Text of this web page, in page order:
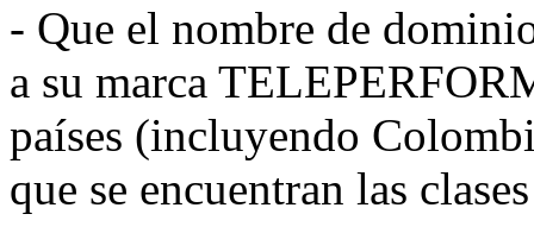
- Que el nombre de
a su marca
países (incluyendo
que se encuentran las